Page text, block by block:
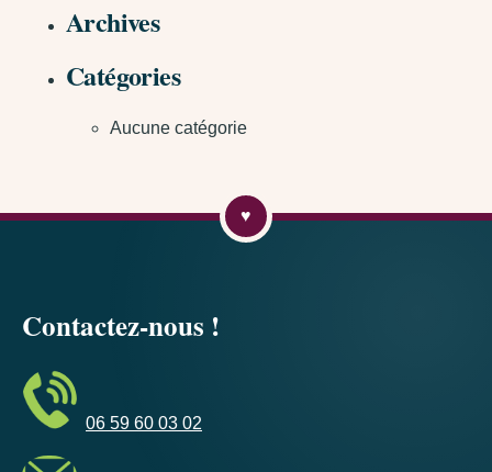
Archives
Catégories
Aucune catégorie
Contactez-nous !
06 59 60 03 02